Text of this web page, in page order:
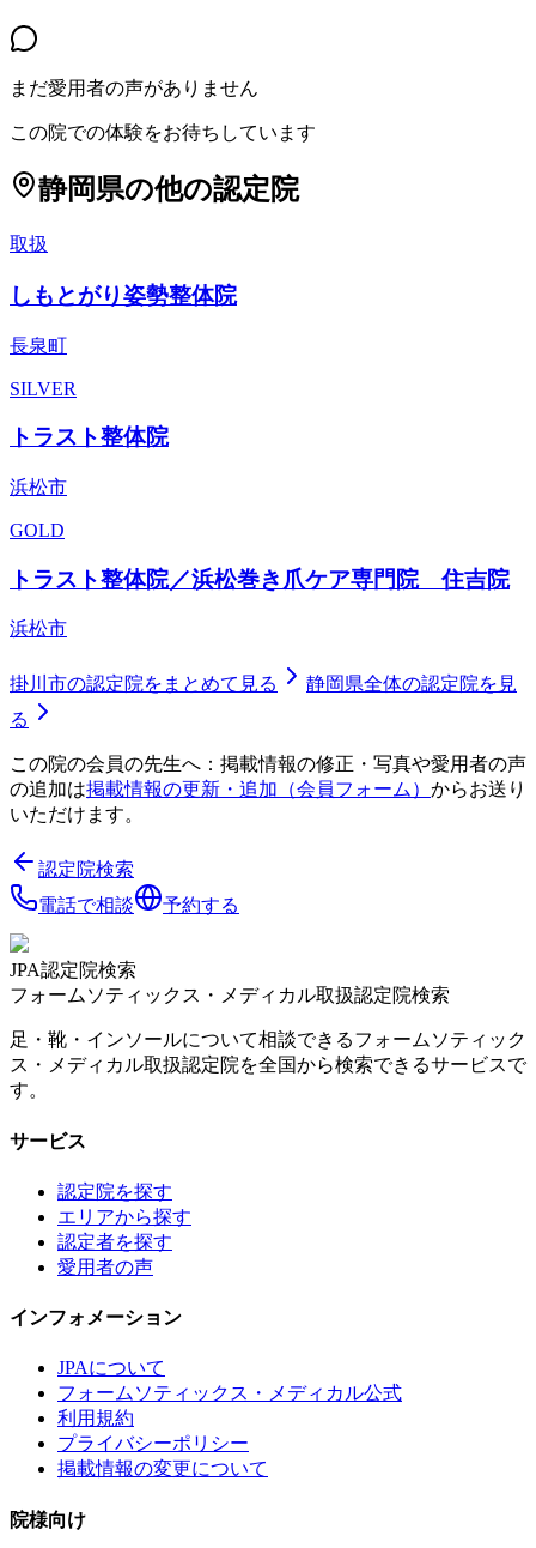
まだ愛用者の声がありません
この院での体験をお待ちしています
静岡県の他の認定院
取扱
しもとがり姿勢整体院
長泉町
SILVER
トラスト整体院
浜松市
GOLD
トラスト整体院／浜松巻き爪ケア専門院 住吉院
浜松市
掛川市の認定院をまとめて見る 静岡県全体の認定院を見
る
この院の会員の先生へ：掲載情報の修正・写真や愛用者の声
の追加は掲載情報の更新・追加（会員フォーム） からお送り
いただけます。
認定院検索
電話で相談
予約する
JPA認定院検索
フォームソティックス・メディカル取扱認定院検索
足・靴・インソールについて相談できるフォームソティック
ス・メディカル取扱認定院を全国から検索できるサービスで
す。
サービス
認定院を探す
エリアから探す
認定者を探す
愛用者の声
インフォメーション
JPAについて
フォームソティックス・メディカル公式
利用規約
プライバシーポリシー
掲載情報の変更について
院様向け